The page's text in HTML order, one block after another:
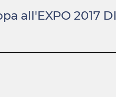
all'EXPO 2017 DI